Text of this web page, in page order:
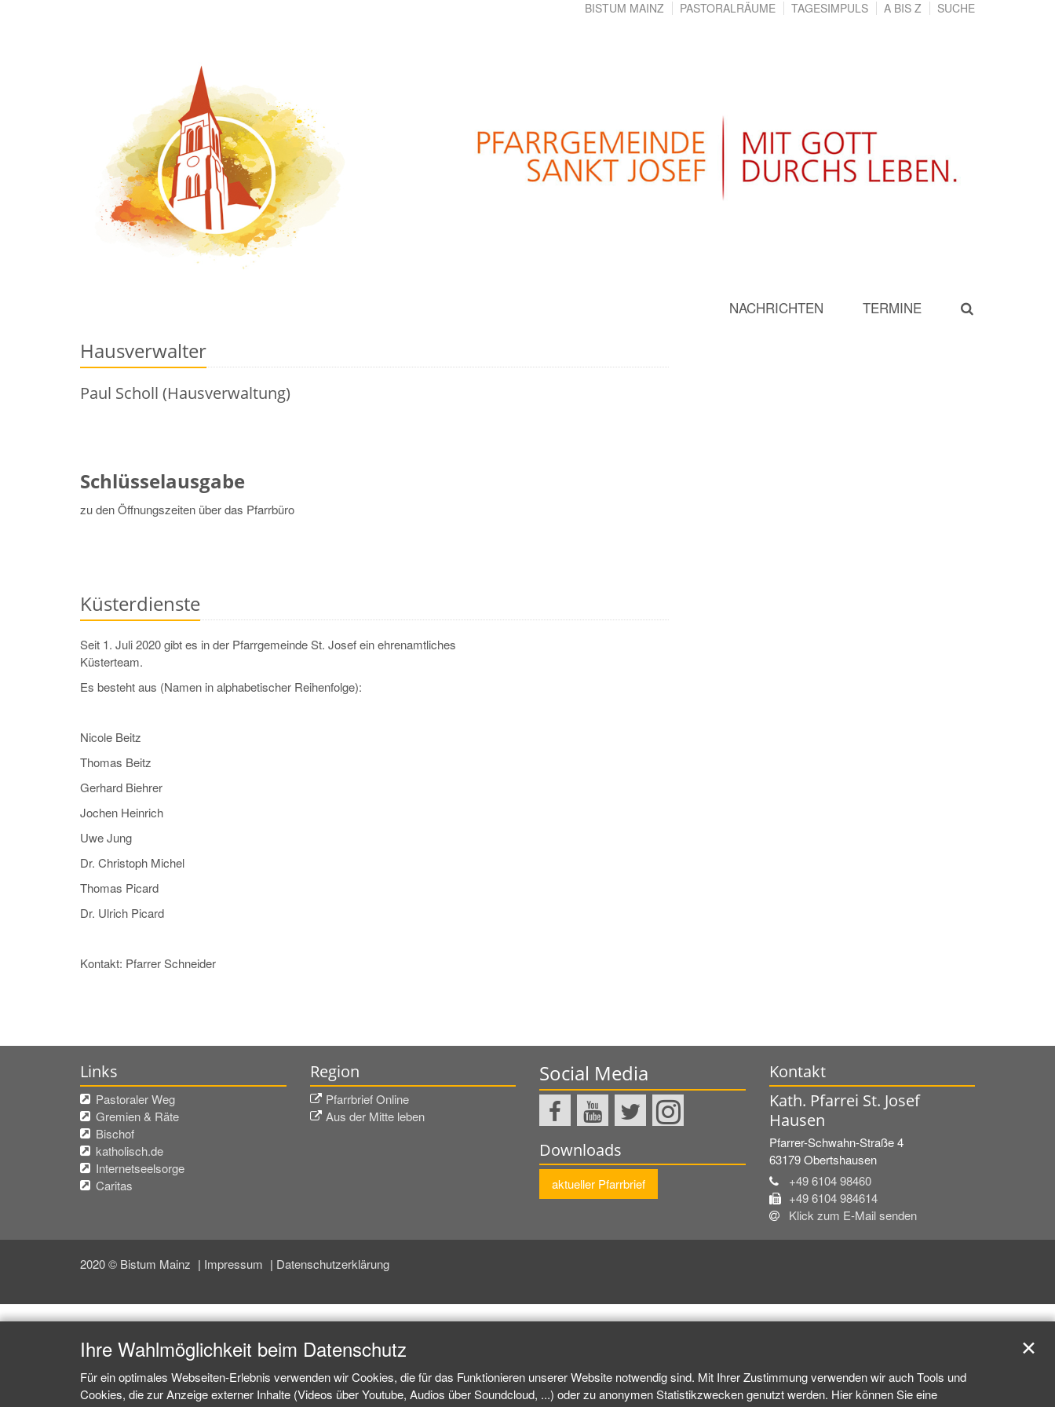
BISTUM MAINZ PASTORALRÄUME TAGESIMPULS A BIS Z SUCHE
NACHRICHTEN TERMINE
Hausverwalter
Paul Scholl (Hausverwaltung)
Schlüsselausgabe
zu den Öffnungszeiten über das Pfarrbüro
Küsterdienste
Seit 1. Juli 2020 gibt es in der Pfarrgemeinde St. Josef ein ehrenamtliches
Küsterteam.
Es besteht aus (Namen in alphabetischer Reihenfolge):
Nicole Beitz
Thomas Beitz
Gerhard Biehrer
Jochen Heinrich
Uwe Jung
Dr. Christoph Michel
Thomas Picard
Dr. Ulrich Picard
Kontakt: Pfarrer Schneider
Links
Pastoraler Weg
Gremien & Räte
Bischof
katholisch.de
Internetseelsorge
Caritas
Region
Pfarrbrief Online
Aus der Mitte leben
Social Media
Downloads
aktueller Pfarrbrief
Kontakt
Kath. Pfarrei St. Josef
Hausen
Pfarrer-Schwahn-Straße 4
63179 Obertshausen
+49 6104 98460
+49 6104 984614
Klick zum E-Mail senden
2020 © Bistum Mainz Impressum Datenschutzerklärung
Ihre Wahlmöglichkeit beim Datenschutz
Für ein optimales Webseiten-Erlebnis verwenden wir Cookies, die für das Funktionieren unserer Website notwendig sind. Mit Ihrer Zustimmung verwenden wir auch Tools und
Cookies, die zur Anzeige externer Inhalte (Videos über Youtube, Audios über Soundcloud, ...) oder zu anonymen Statistikzwecken genutzt werden. Hier können Sie eine
✕